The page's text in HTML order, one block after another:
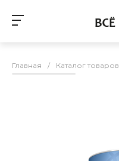
Главная / Каталог товаров